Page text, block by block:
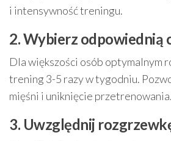
i intensywność treningu.
2. Wybierz odpowiednią
Dla większości osób optymalnym
trening 3-5 razy w tygodniu.
mięśni i uniknięcie przetrenowania.
3. Uwzględnij